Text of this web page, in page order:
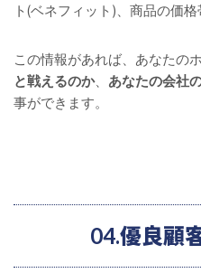
ト(ベネフィット)、商品の価
この情報があれば、あなたの
と戦えるのか、 あなたの会社
事ができます。
04.優良顧